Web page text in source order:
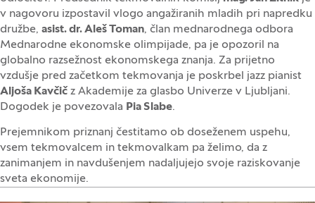
v nagovoru izpostavil vlogo angažiranih mladih pri napredku
družbe, asist. dr. Aleš Toman, član mednarodnega odbora
Mednarodne ekonomske olimpijade, pa je opozoril na
globalno razsežnost ekonomskega znanja. Za prijetno
vzdušje pred začetkom tekmovanja je poskrbel jazz pianist
Aljoša Kavčič z Akademije za glasbo Univerze v Ljubljani.
Dogodek je povezovala Pia Slabe.
Prejemnikom priznanj čestitamo ob doseženem uspehu,
vsem tekmovalcem in tekmovalkam pa želimo, da z
zanimanjem in navdušenjem nadaljujejo svoje raziskovanje
sveta ekonomije.